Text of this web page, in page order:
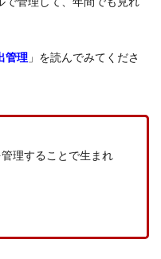
管理 」を読んでみてくださ
理することで生まれ